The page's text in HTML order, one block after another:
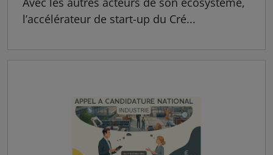
l’accélérateur de start-up du Cré...